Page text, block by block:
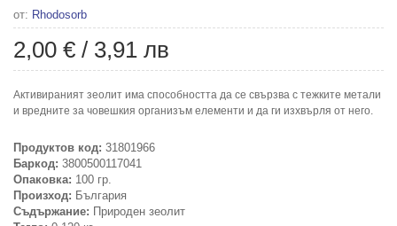
от: Rhodosorb
2,00 € / 3,91 лв
Активираният зеолит има способността да се свързва с тежките метали
и вредните за човешкия организъм елементи и да ги изхвърля от него.
Продуктов код: 31801966
Баркод: 3800500117041
Опаковка: 100 гр.
Произход: България
Съдържание: Природен зеолит